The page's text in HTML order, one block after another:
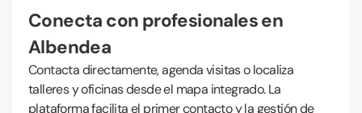
Conecta con profesionales en
Albendea
Contacta directamente, agenda visitas o localiza
talleres y oficinas desde el mapa integrado. La
plataforma facilita el primer contacto y la gestión de